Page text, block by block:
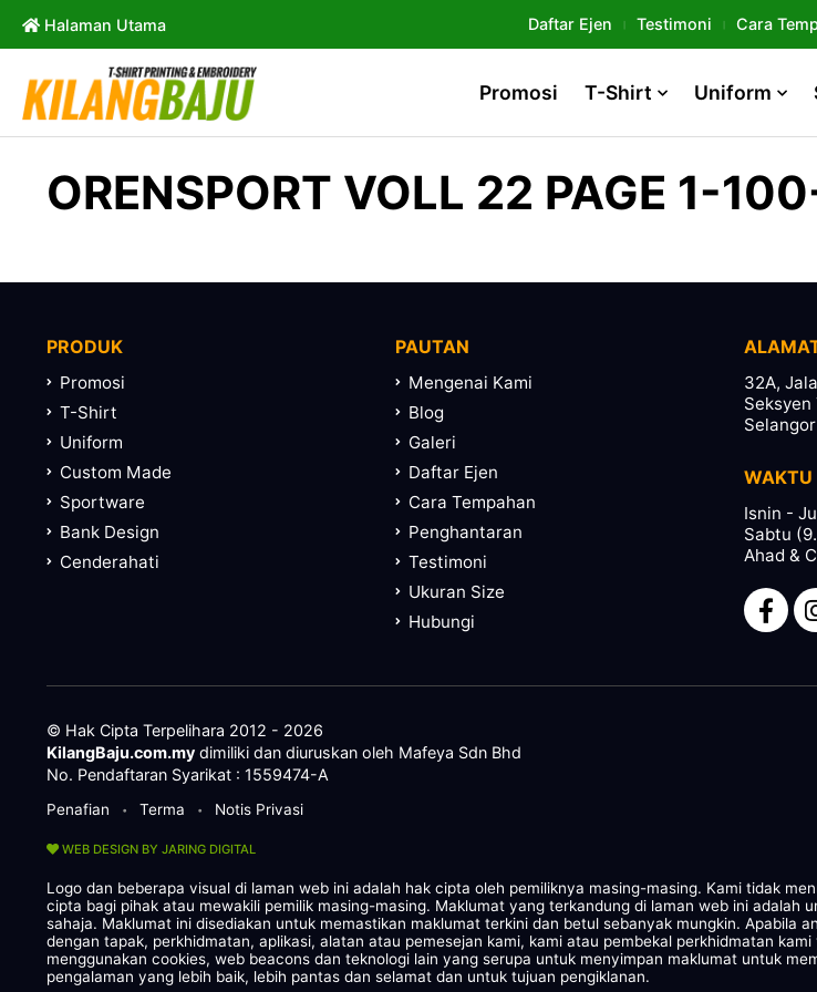
Halaman Utama Daftar Ejen Testimoni Cara
Promosi T-Shirt Uniform
ORENSPORT VOLL 22 PAGE 1-
PRODUK
Promosi
T-Shirt
Uniform
Custom Made
Sportware
Bank Design
Cenderahati
PAUTAN
Mengenai Kami
Blog
Galeri
Daftar Ejen
Cara Tempahan
Penghantaran
Testimoni
Ukuran Size
Hubungi
32A,
Seksyen
WAKTU
Isnin -
Sabtu
Ahad &
© Hak Cipta Terpelihara 2012 - 2026
KilangBaju.com.my dimiliki dan diuruskan oleh Mafeya Sdn Bhd
No. Pendaftaran Syarikat : 1559474-A
Penafian • Terma • Notis Privasi
WEB DESIGN BY JARING DIGITAL
Logo dan beberapa visual di laman web ini adalah hak cipta oleh pemiliknya masing-masing. Kami tidak
cipta bagi pihak atau mewakili pemilik masing-masing. Maklumat yang terkandung di laman web ini adalah
sahaja. Maklumat ini disediakan untuk memastikan maklumat terkini dan betul sebanyak mungkin. Apabila
dengan tapak, perkhidmatan, aplikasi, alatan atau pemesejan kami, kami atau pembekal perkhidmatan kami
menggunakan cookies, web beacons dan teknologi lain yang serupa untuk menyimpan maklumat untuk
pengalaman yang lebih baik, lebih pantas dan selamat dan untuk tujuan pengiklanan.